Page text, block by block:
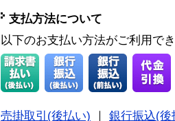
支払方法について
以下のお支払い方法がご利用で
売掛取引(後払い)
銀行振込(後